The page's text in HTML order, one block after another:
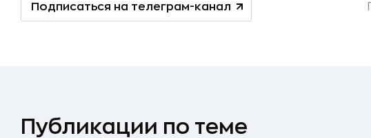
Подписаться на телеграм-канал
Публикации по теме